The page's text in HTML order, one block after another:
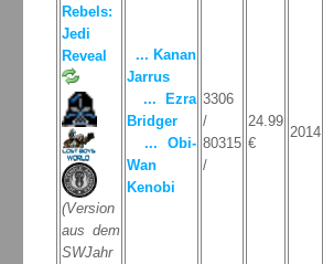
Rebels:
Jedi
Reveal
(Version
aus dem
SWJahr
... Kanan
Jarrus
... Ezra
Bridger
... Obi-
Wan
Kenobi
3306
/
80315
/
24.99
€
2014